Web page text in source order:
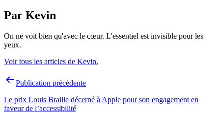
Par Kevin
On ne voit bien qu'avec le cœur. L'essentiel est invisible pour les
yeux.
Voir tous les articles de Kevin.
Navigation
l’article
Publication précédente
Le prix Louis Braille décerné à Apple pour son engagement en
faveur de l’accessibilité